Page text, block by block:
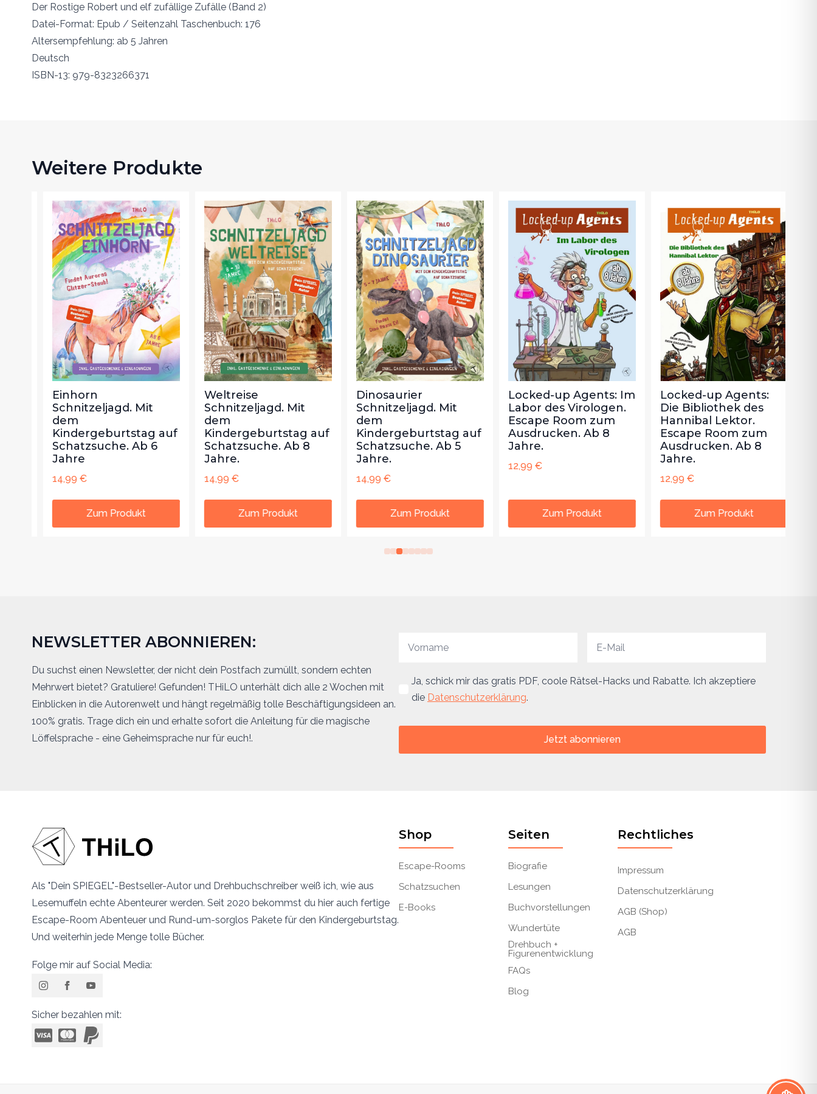
Der Rostige Robert und elf zufällige Zufälle (Band 2)
Datei-Format: Epub / Seitenzahl Taschenbuch: 176
Altersempfehlung: ab 5 Jahren
Deutsch
ISBN-13: 979-8323266371
Weitere Produkte
Einhorn
Schnitzeljagd. Mit
dem
Kindergeburtstag auf
Schatzsuche. Ab 6
Jahre
14,99€
Zum Produkt
Weltreise
Schnitzeljagd. Mit
dem
Kindergeburtstag auf
Schatzsuche. Ab 8
Jahre.
14,99€
Zum Produkt
Dinosaurier
Schnitzeljagd. Mit
dem
Kindergeburtstag auf
Schatzsuche. Ab 5
Jahre.
14,99€
Zum Produkt
Locked-up Agents: Im
Labor des Virologen.
Escape Room zum
Ausdrucken. Ab 8
Jahre.
12,99€
Zum Produkt
Locked-up Agents:
Die Bibliothek des
Hannibal Lektor.
Escape Room zum
Ausdrucken. Ab 8
Jahre.
12,99€
Zum Produkt
NEWSLETTER ABONNIEREN:
Du suchst einen Newsletter, der nicht dein Postfach zumüllt, sondern echten
Mehrwert bietet? Gratuliere! Gefunden! THiLO unterhält dich alle 2 Wochen mit
Einblicken in die Autorenwelt und hängt regelmäßig tolle Beschäftigungsideen an.
100% gratis. Trage dich ein und erhalte sofort die Anleitung für die magische
Löffelsprache - eine Geheimsprache nur für euch!.
Ja, schick mir das gratis PDF, coole Rätsel-Hacks und Rabatte. Ich akzeptiere
die Datenschutzerklärung.
Jetzt abonnieren
Als "Dein SPIEGEL"-Bestseller-Autor und Drehbuchschreiber weiß ich, wie aus
Lesemuffeln echte Abenteurer werden. Seit 2020 bekommst du hier auch fertige
Escape-Room Abenteuer und Rund-um-sorglos Pakete für den Kindergeburtstag.
Und weiterhin jede Menge tolle Bücher.
Folge mir auf Social Media:
Sicher bezahlen mit:
Shop
Escape-Rooms
Schatzsuchen
E-Books
Seiten
Biografie
Lesungen
Buchvorstellungen
Wundertüte
Drehbuch +
Figurenentwicklung
FAQs
Blog
Rechtliches
Impressum
Datenschutzerklärung
AGB (Shop)
AGB